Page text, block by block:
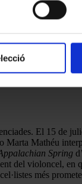
El 15 de
Mathéu
Spring
del violoncel,
més